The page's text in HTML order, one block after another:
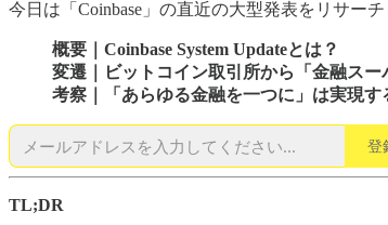
今日は「Coinbase」の直近の大型発表をリサーチ
概要｜Coinbase System Updateとは？
変遷｜ビットコイン取引所から「金融スー
考察｜「あらゆる金融を一つに」は実現す
登
TL;DR